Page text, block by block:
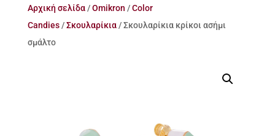
Αρχική σελίδα/Omikron /Color
Candies/Σκουλαρίκια/ Σκουλαρίκια κρίκοι ασήμι
σμάλτο